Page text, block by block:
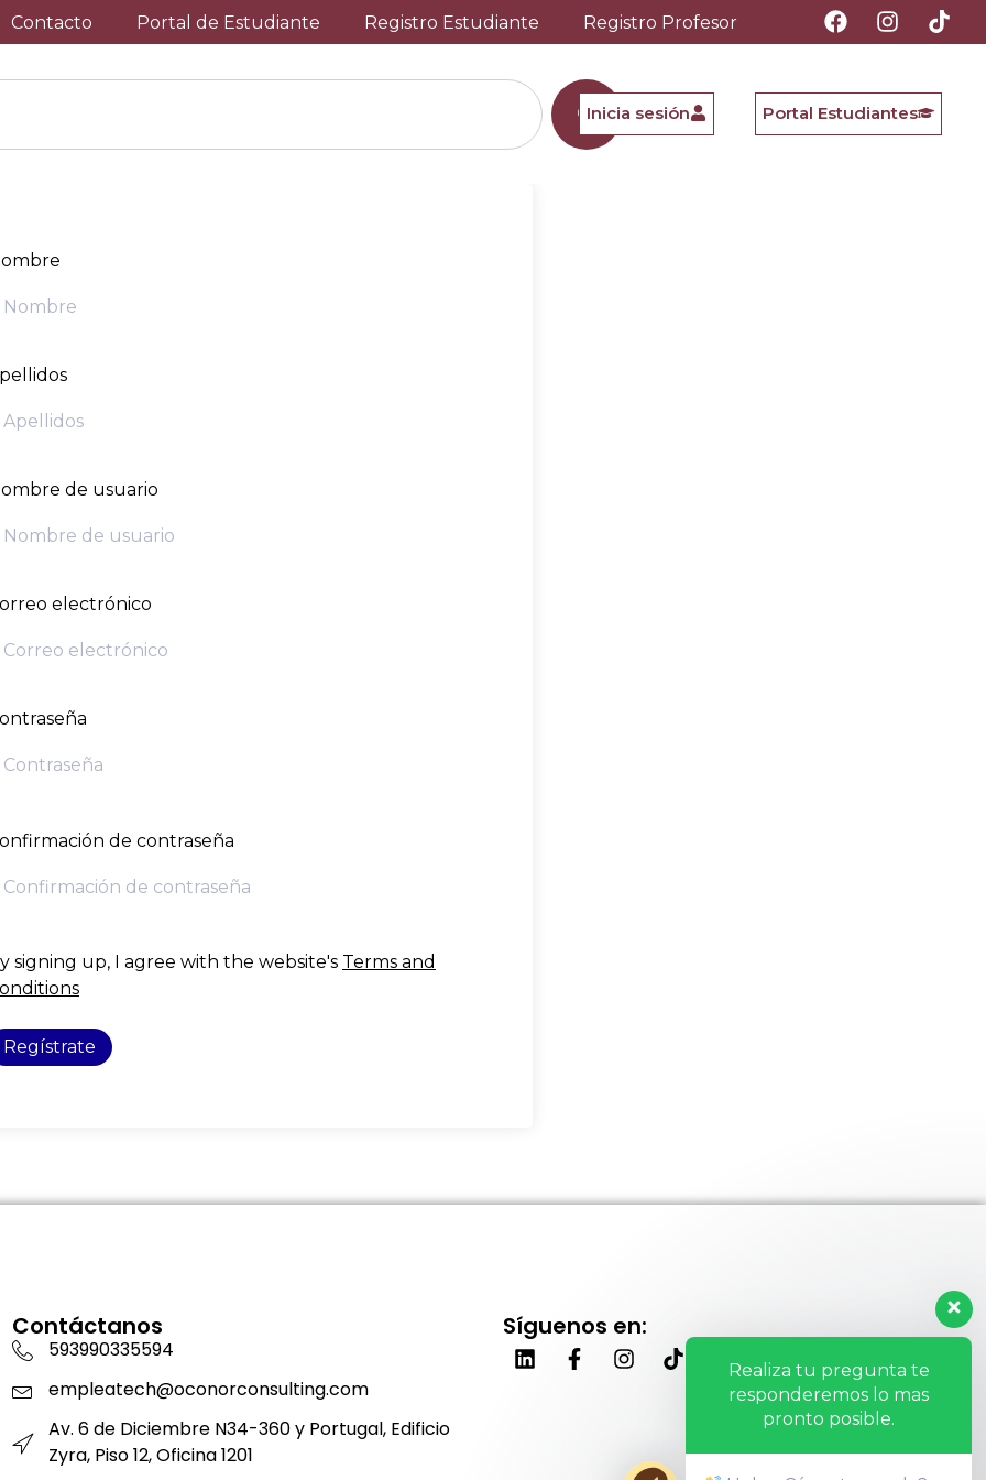
Contacto Portal de Estudiante Registro Estudiante Registro Profesor
Inicia sesión Portal Estudiantes
de usuario
electrónico
de contraseña
signing up, I agree with the website's Terms and
Regístrate
Contáctanos
593990335594
empleatech@oconorconsulting.com
Av. 6 de Diciembre N34-360 y Portugal, Edificio
Zyra, Piso 12, Oficina 1201
Síguenos en:
Realiza tu pregunta te
responderemos lo mas
pronto posible.